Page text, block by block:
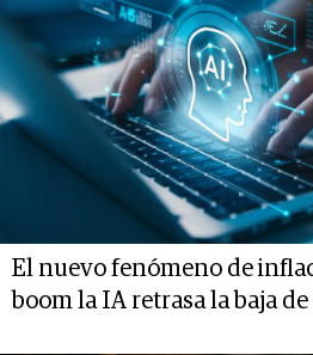
El nuevo fenómeno de
boom la IA retrasa la baja